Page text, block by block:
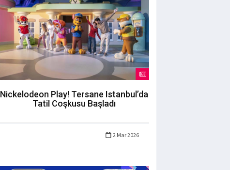
Nickelodeon Play! Tersane Istanbul’da
Tatil Coşkusu Başladı
2 Mar 2026